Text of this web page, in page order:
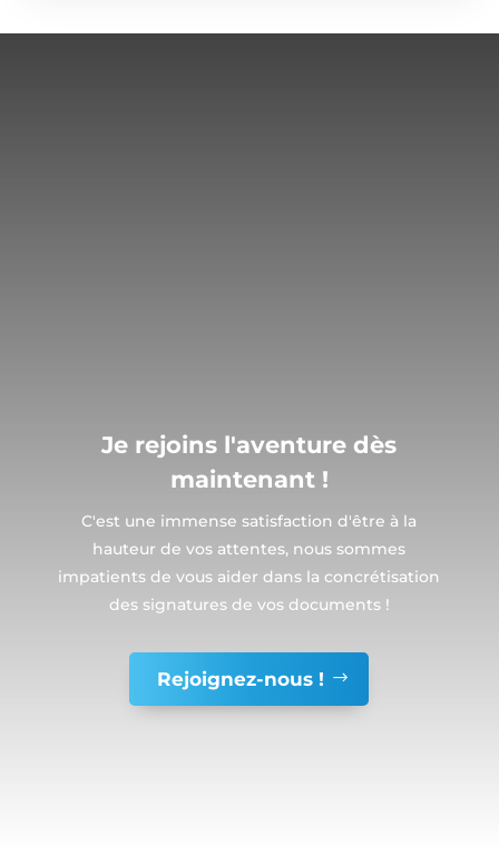
Je rejoins l'aventure dès
maintenant !
C'est une immense satisfaction d'être à la
hauteur de vos attentes, nous sommes
impatients de vous aider dans la concrétisation
des signatures de vos documents !
Rejoignez-nous !